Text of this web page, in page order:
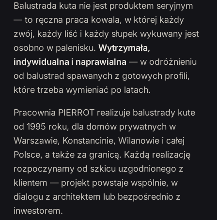
Balustrada kuta nie jest produktem seryjnym
— to ręczna praca kowala, w której każdy
zwój, każdy liść i każdy słupek wykuwany jest
osobno w palenisku. Wytrzymała,
indywidualna i naprawialna — w odróżnieniu
od balustrad spawanych z gotowych profili,
które trzeba wymieniać po latach.
Pracownia PIERROT realizuje balustrady kute
od 1995 roku, dla domów prywatnych w
Warszawie, Konstancinie, Wilanowie i całej
Polsce, a także za granicą. Każdą realizację
rozpoczynamy od szkicu uzgodnionego z
klientem — projekt powstaje wspólnie, w
dialogu z architektem lub bezpośrednio z
inwestorem.